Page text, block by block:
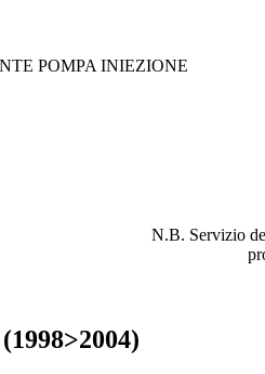
POMPA INIEZIONE
N.B. Servizio